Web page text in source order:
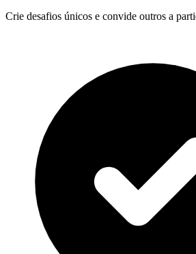
Crie desafios únicos e convide outros a